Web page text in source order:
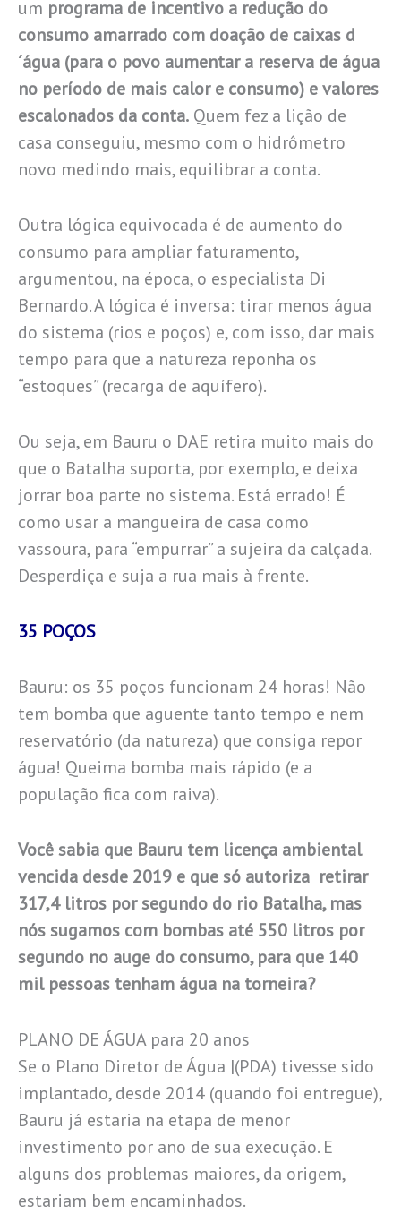
um programa de incentivo a redução do
consumo amarrado com doação de caixas d
´água (para o povo aumentar a reserva de água
no período de mais calor e consumo) e valores
escalonados da conta. Quem fez a lição de
casa conseguiu, mesmo com o hidrômetro
novo medindo mais, equilibrar a conta.
Outra lógica equivocada é de aumento do
consumo para ampliar faturamento,
argumentou, na época, o especialista Di
Bernardo. A lógica é inversa: tirar menos água
do sistema (rios e poços) e, com isso, dar mais
tempo para que a natureza reponha os
“estoques” (recarga de aquífero).
Ou seja, em Bauru o DAE retira muito mais do
que o Batalha suporta, por exemplo, e deixa
jorrar boa parte no sistema. Está errado! É
como usar a mangueira de casa como
vassoura, para “empurrar” a sujeira da calçada.
Desperdiça e suja a rua mais à frente.
35 POÇOS
Bauru: os 35 poços funcionam 24 horas! Não
tem bomba que aguente tanto tempo e nem
reservatório (da natureza) que consiga repor
água! Queima bomba mais rápido (e a
população fica com raiva).
Você sabia que Bauru tem licença ambiental
vencida desde 2019 e que só autoriza retirar
317,4 litros por segundo do rio Batalha, mas
nós sugamos com bombas até 550 litros por
segundo no auge do consumo, para que 140
mil pessoas tenham água na torneira?
PLANO DE ÁGUA para 20 anos
Se o Plano Diretor de Água |(PDA) tivesse sido
implantado, desde 2014 (quando foi entregue),
Bauru já estaria na etapa de menor
investimento por ano de sua execução. E
alguns dos problemas maiores, da origem,
estariam bem encaminhados.